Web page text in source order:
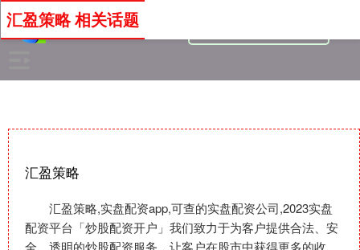
汇盈策略
汇盈策略,实盘配资app,可查的实盘配资公司,2023实盘
配资平台「炒股配资开户」我们致力于为客户提供合法、安
全、透明的炒股配资服务，让客户在股市中获得更多的收
汇盈策略 相关话题